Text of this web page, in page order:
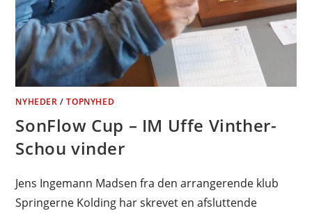
NYHEDER /TOPNYHED
SonFlow Cup – IM Uffe Vinther-
Schou vinder
Jens Ingemann Madsen fra den arrangerende klub
Springerne Kolding har skrevet en afsluttende